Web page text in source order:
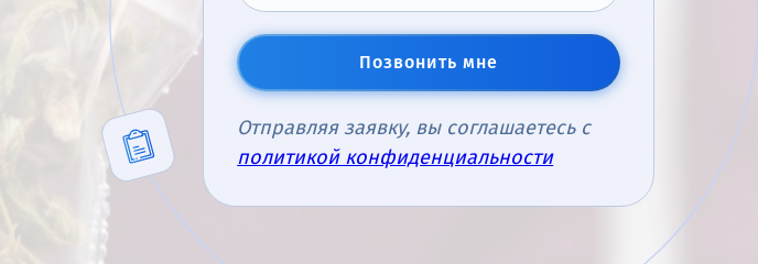
Позвонить мне
Отправляя заявку, вы соглашаетесь с
политикой конфиденциальности